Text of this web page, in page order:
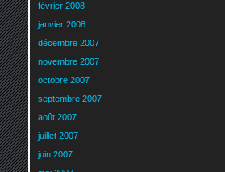
février 2008
janvier 2008
décembre 2007
novembre 2007
octobre 2007
septembre 2007
août 2007
juillet 2007
juin 2007